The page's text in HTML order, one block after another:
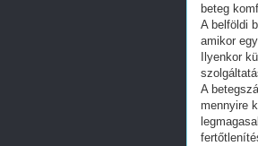
beteg
A belföldi
amikor
Ilyenkor
A
mennyire